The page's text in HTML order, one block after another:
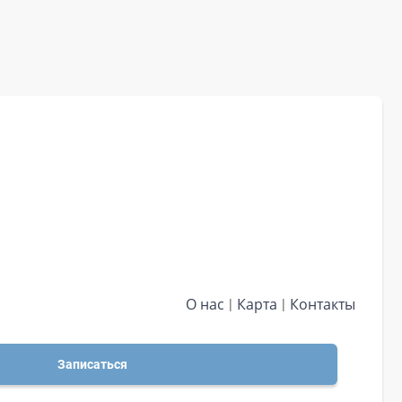
О нас Карта Контакты
Записаться